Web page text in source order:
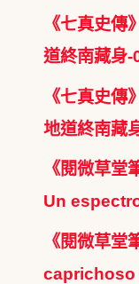
《七真史傳
道終南藏身
《七真史傳
地道終南藏
《閱微草堂
Un
《閱微草堂
caprichoso